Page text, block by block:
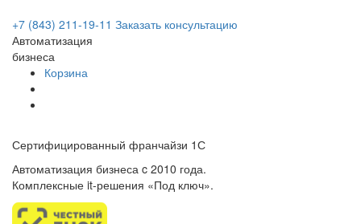
+7 (843) 211-19-11 Заказать консультацию
Автоматизация
бизнеса
Корзина
Сертифицированный франчайзи 1С
Автоматизация бизнеса c 2010 года.
Комплексные it-решения «Под ключ».